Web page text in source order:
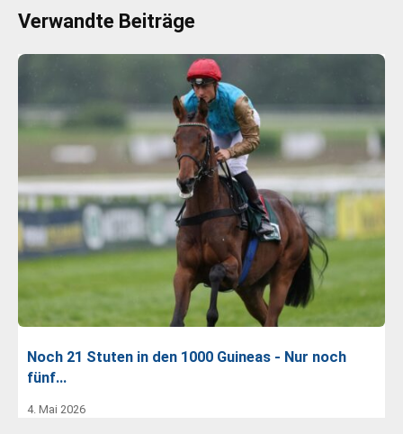
Verwandte Beiträge
Noch 21 Stuten in den 1000 Guineas - Nur noch
fünf…
4. Mai 2026